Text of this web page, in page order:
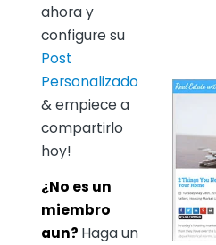
ahora y
configure su
Post
Personalizado
& empiece a
compartirlo
hoy!
¿No es un
miembro
aun? Haga un